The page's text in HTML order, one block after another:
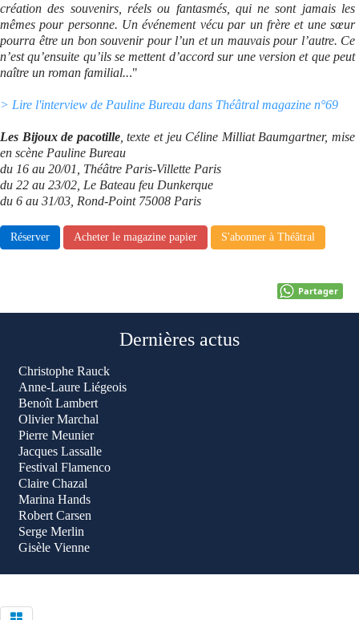
création des souvenirs, réels ou fantasmés, qui ne sont jamais les
mêmes pour personne. Un événement vécu par un frère et une sœur
pourra être un bon souvenir pour l’un et un mauvais pour l’autre. Ce
n’est qu’ensuite qu’ils se mettent d’accord sur une version et que peut
naître un roman familial..."
> Lire l'interview de Pauline Bureau dans Théâtral magazine n°69
Les Bijoux de pacotille, texte et jeu Céline Milliat Baumgartner, mise
en scène Pauline Bureau
du 16 au 20/01, Théâtre Paris-Villette Paris
du 22 au 23/02, Le Bateau feu Dunkerque
du 6 au 31/03, Rond-Point 75008 Paris
Réserver Acheter le magazine papier S'abonner à Théâtral
Partager
Dernières actus
Christophe Rauck
Anne-Laure Liégeois
Benoît Lambert
Olivier Marchal
Pierre Meunier
Jacques Lassalle
Festival Flamenco
Claire Chazal
Marina Hands
Robert Carsen
Serge Merlin
Gisèle Vienne